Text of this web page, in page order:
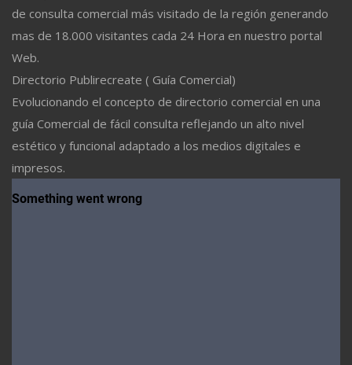
de consulta comercial más visitado de la región generando
mas de 18.000 visitantes cada 24 Hora en nuestro portal
Web.
Directorio Publirecreate ( Guía Comercial)
Evolucionando el concepto de directorio comercial en una
guía Comercial de fácil consulta reflejando un alto nivel
estético y funcional adaptado a los medios digitales e
impresos.